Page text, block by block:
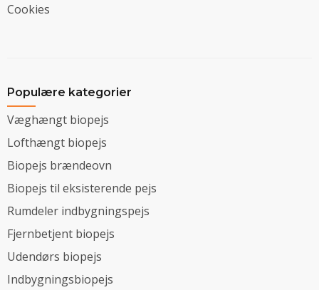
Cookies
Populære kategorier
Væghængt biopejs
Lofthængt biopejs
Biopejs brændeovn
Biopejs til eksisterende pejs
Rumdeler indbygningspejs
Fjernbetjent biopejs
Udendørs biopejs
Indbygningsbiopejs